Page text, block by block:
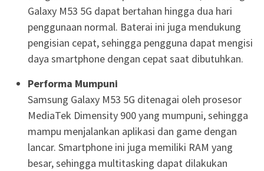
Galaxy M53 5G dapat bertahan hingga dua hari
penggunaan normal. Baterai ini juga mendukung
pengisian cepat, sehingga pengguna dapat mengisi
daya smartphone dengan cepat saat dibutuhkan.
Performa Mumpuni
Samsung Galaxy M53 5G ditenagai oleh prosesor
MediaTek Dimensity 900 yang mumpuni, sehingga
mampu menjalankan aplikasi dan game dengan
lancar. Smartphone ini juga memiliki RAM yang
besar, sehingga multitasking dapat dilakukan